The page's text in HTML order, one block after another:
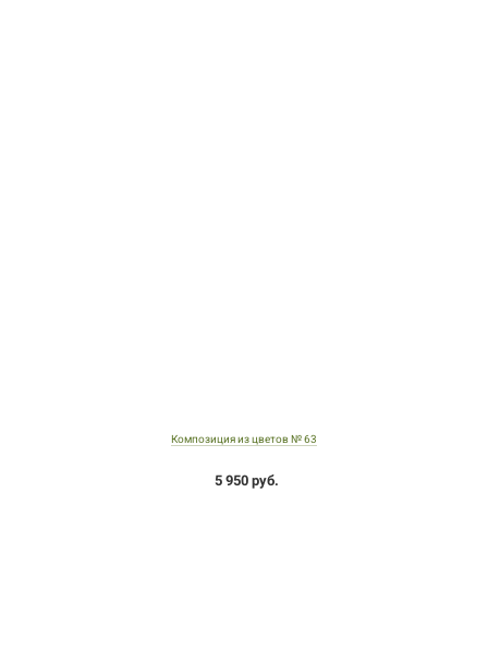
Композиция из цветов № 63
5 950 руб.